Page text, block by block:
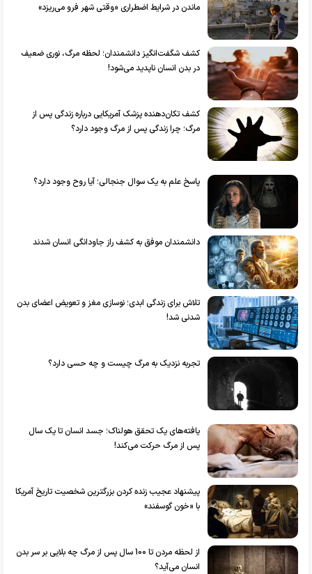
ماندن در شرایط اضطراری «وقتی شهر فرو می‌ریزد»
کشف شگفت‌انگیز دانشمندان؛ لحظه مرگ، نوری ضعیف
در بدن انسان ناپدید می‌شود!
کشف تکان‌دهنده پزشک آمریکایی درباره زندگی پس از
مرگ؛ چرا زندگی پس از مرگ وجود دارد؟
پاسخ علم به یک سوال جنجالی؛ آیا روح وجود دارد؟
دانشمندان موفق به کشف راز جاودانگی انسان شدند
تلاش برای زندگی ابدی؛ نوسازی مغز و تعویض اعضای بدن
شدنی شد!
تجربه نزدیک به مرگ چیست و چه حسی دارد؟
یافته‌های یک تحقق هولناک؛ جسد انسان تا یک سال
پس از مرگ حرکت می‌کند!
پیشنهاد عجیب زنده کردن بزرگترین شخصیت تاریخ آمریکا
با «خون گوسفند»
از لحظه مردن تا 100 سال پس از مرگ چه بلایی بر سر بدن
انسان می‌آید؟